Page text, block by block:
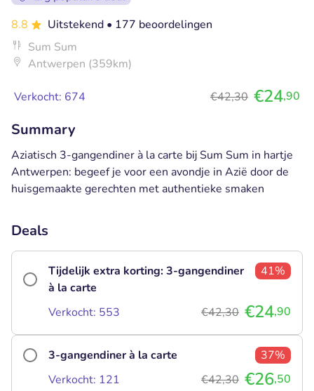
8.8
Uitstekend • 177 beoordelingen
Sum Sum
Antwerpen (359km)
Verkocht: 674 €42,30 €24,90
Summary
Aziatisch 3-gangendiner à la carte bij Sum Sum in hartje
Antwerpen: begeef je voor een avondje in Azië door de
huisgemaakte gerechten met authentieke smaken
Deals
Tijdelijk extra korting: 3-gangendiner
à la carte
41%
Verkocht: 553 €42,30 €24,90
3-gangendiner à la carte
37%
Verkocht: 121
€42,30 €26,50